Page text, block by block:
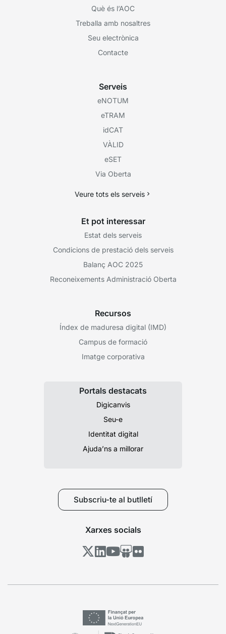
Què és l’AOC
Treballa amb nosaltres
Seu electrònica
Contacte
Serveis
eNOTUM
eTRAM
idCAT
VÀLID
eSET
Via Oberta
Veure tots els serveis
Et pot interessar
Estat dels serveis
Condicions de prestació dels serveis
Balanç AOC 2025
Reconeixements Administració Oberta
Recursos
Índex de maduresa digital (IMD)
Campus de formació
Imatge corporativa
Portals destacats
Digicanvis
Seu-e
Identitat digital
Ajuda’ns a millorar
Subscriu-te al butlletí
Xarxes socials